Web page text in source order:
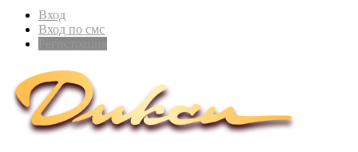
Вход
Вход по смс